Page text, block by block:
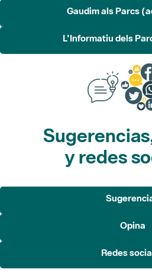
Gaudim als Parcs
L'Informatiu dels
y redes
Opina
Redes